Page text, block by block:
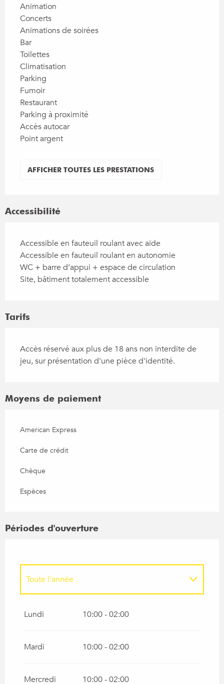
Animation
Concerts
Animations de soirées
Bar
Toilettes
Climatisation
Parking
Fumoir
Restaurant
Parking à proximité
Accès autocar
Point argent
AFFICHER TOUTES LES PRESTATIONS
Accessibilité
Accessible en fauteuil roulant avec aide
Accessible en fauteuil roulant en autonomie
WC + barre d’appui + espace de circulation
Site, bâtiment totalement accessible
Tarifs
Accès réservé aux plus de 18 ans non interdite de
jeu, sur présentation d'une pièce d'identité.
Moyens de paiement
American Express
Carte de crédit
Chèque
Espèces
Périodes d'ouverture
Toute l'année
Vendredi 1 janvier 2027
Lundi 10:00 - 02:00
Mardi 10:00 - 02:00
Mercredi 10:00 - 02:00